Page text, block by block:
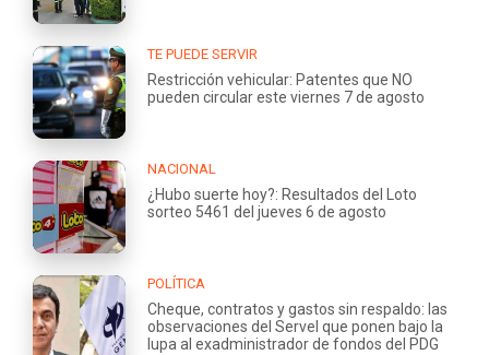
TE PUEDE SERVIR
Restricción vehicular: Patentes que NO
pueden circular este viernes 7 de agosto
NACIONAL
¿Hubo suerte hoy?: Resultados del Loto
sorteo 5461 del jueves 6 de agosto
POLÍTICA
Cheque, contratos y gastos sin respaldo: las
observaciones del Servel que ponen bajo la
lupa al exadministrador de fondos del PDG